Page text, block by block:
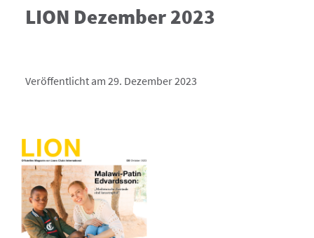
LION Dezember 2023
Veröffentlicht am 29. Dezember 2023